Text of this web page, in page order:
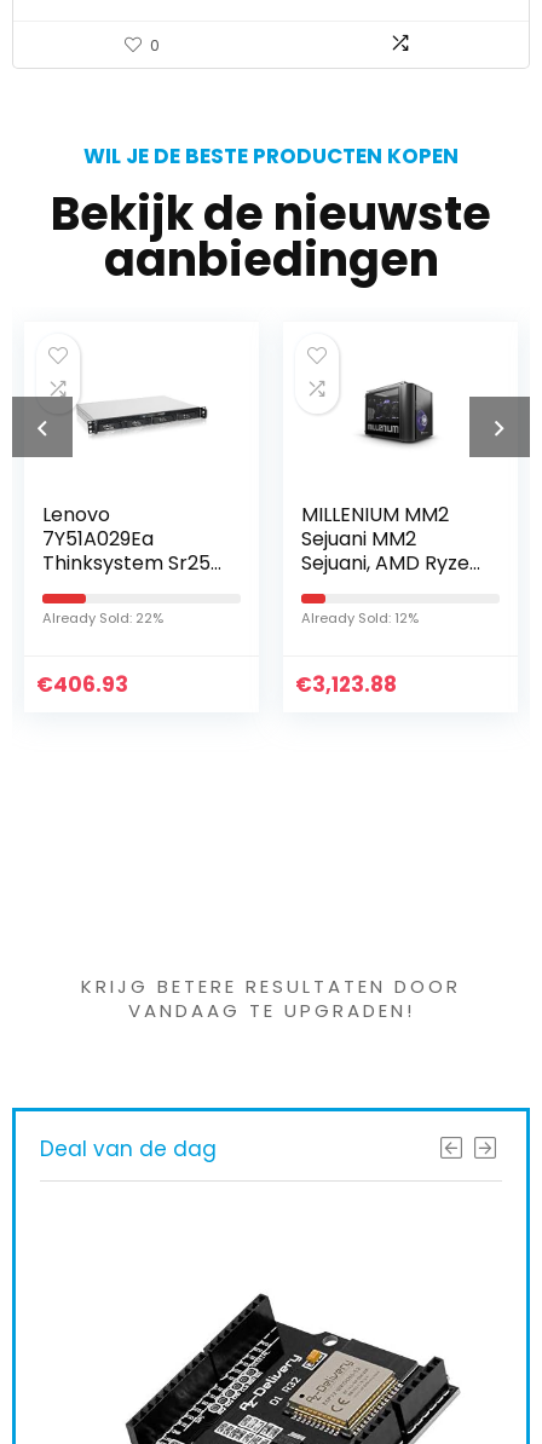
0
WIL JE DE BESTE PRODUCTEN KOPEN
Bekijk de nieuwste
aanbiedingen
Lenovo
7Y51A029Ea
Thinksystem Sr250
Server, 3.5 Ghz
Intel Xeon Rack,
450 W, Zwartkein
Already Sold: 22%
€406.93
MILLENIUM MM2
Sejuani MM2
Sejuani, AMD Ryzen
9, 16 GB RAM DDR4,
1 TB HDD, 480 GB
SSD, NVIDIA
8 GB GDR6X…
Already Sold: 12%
€3,123.88
KRIJG BETERE RESULTATEN DOOR
VANDAAG TE UPGRADEN!
Deal van de dag